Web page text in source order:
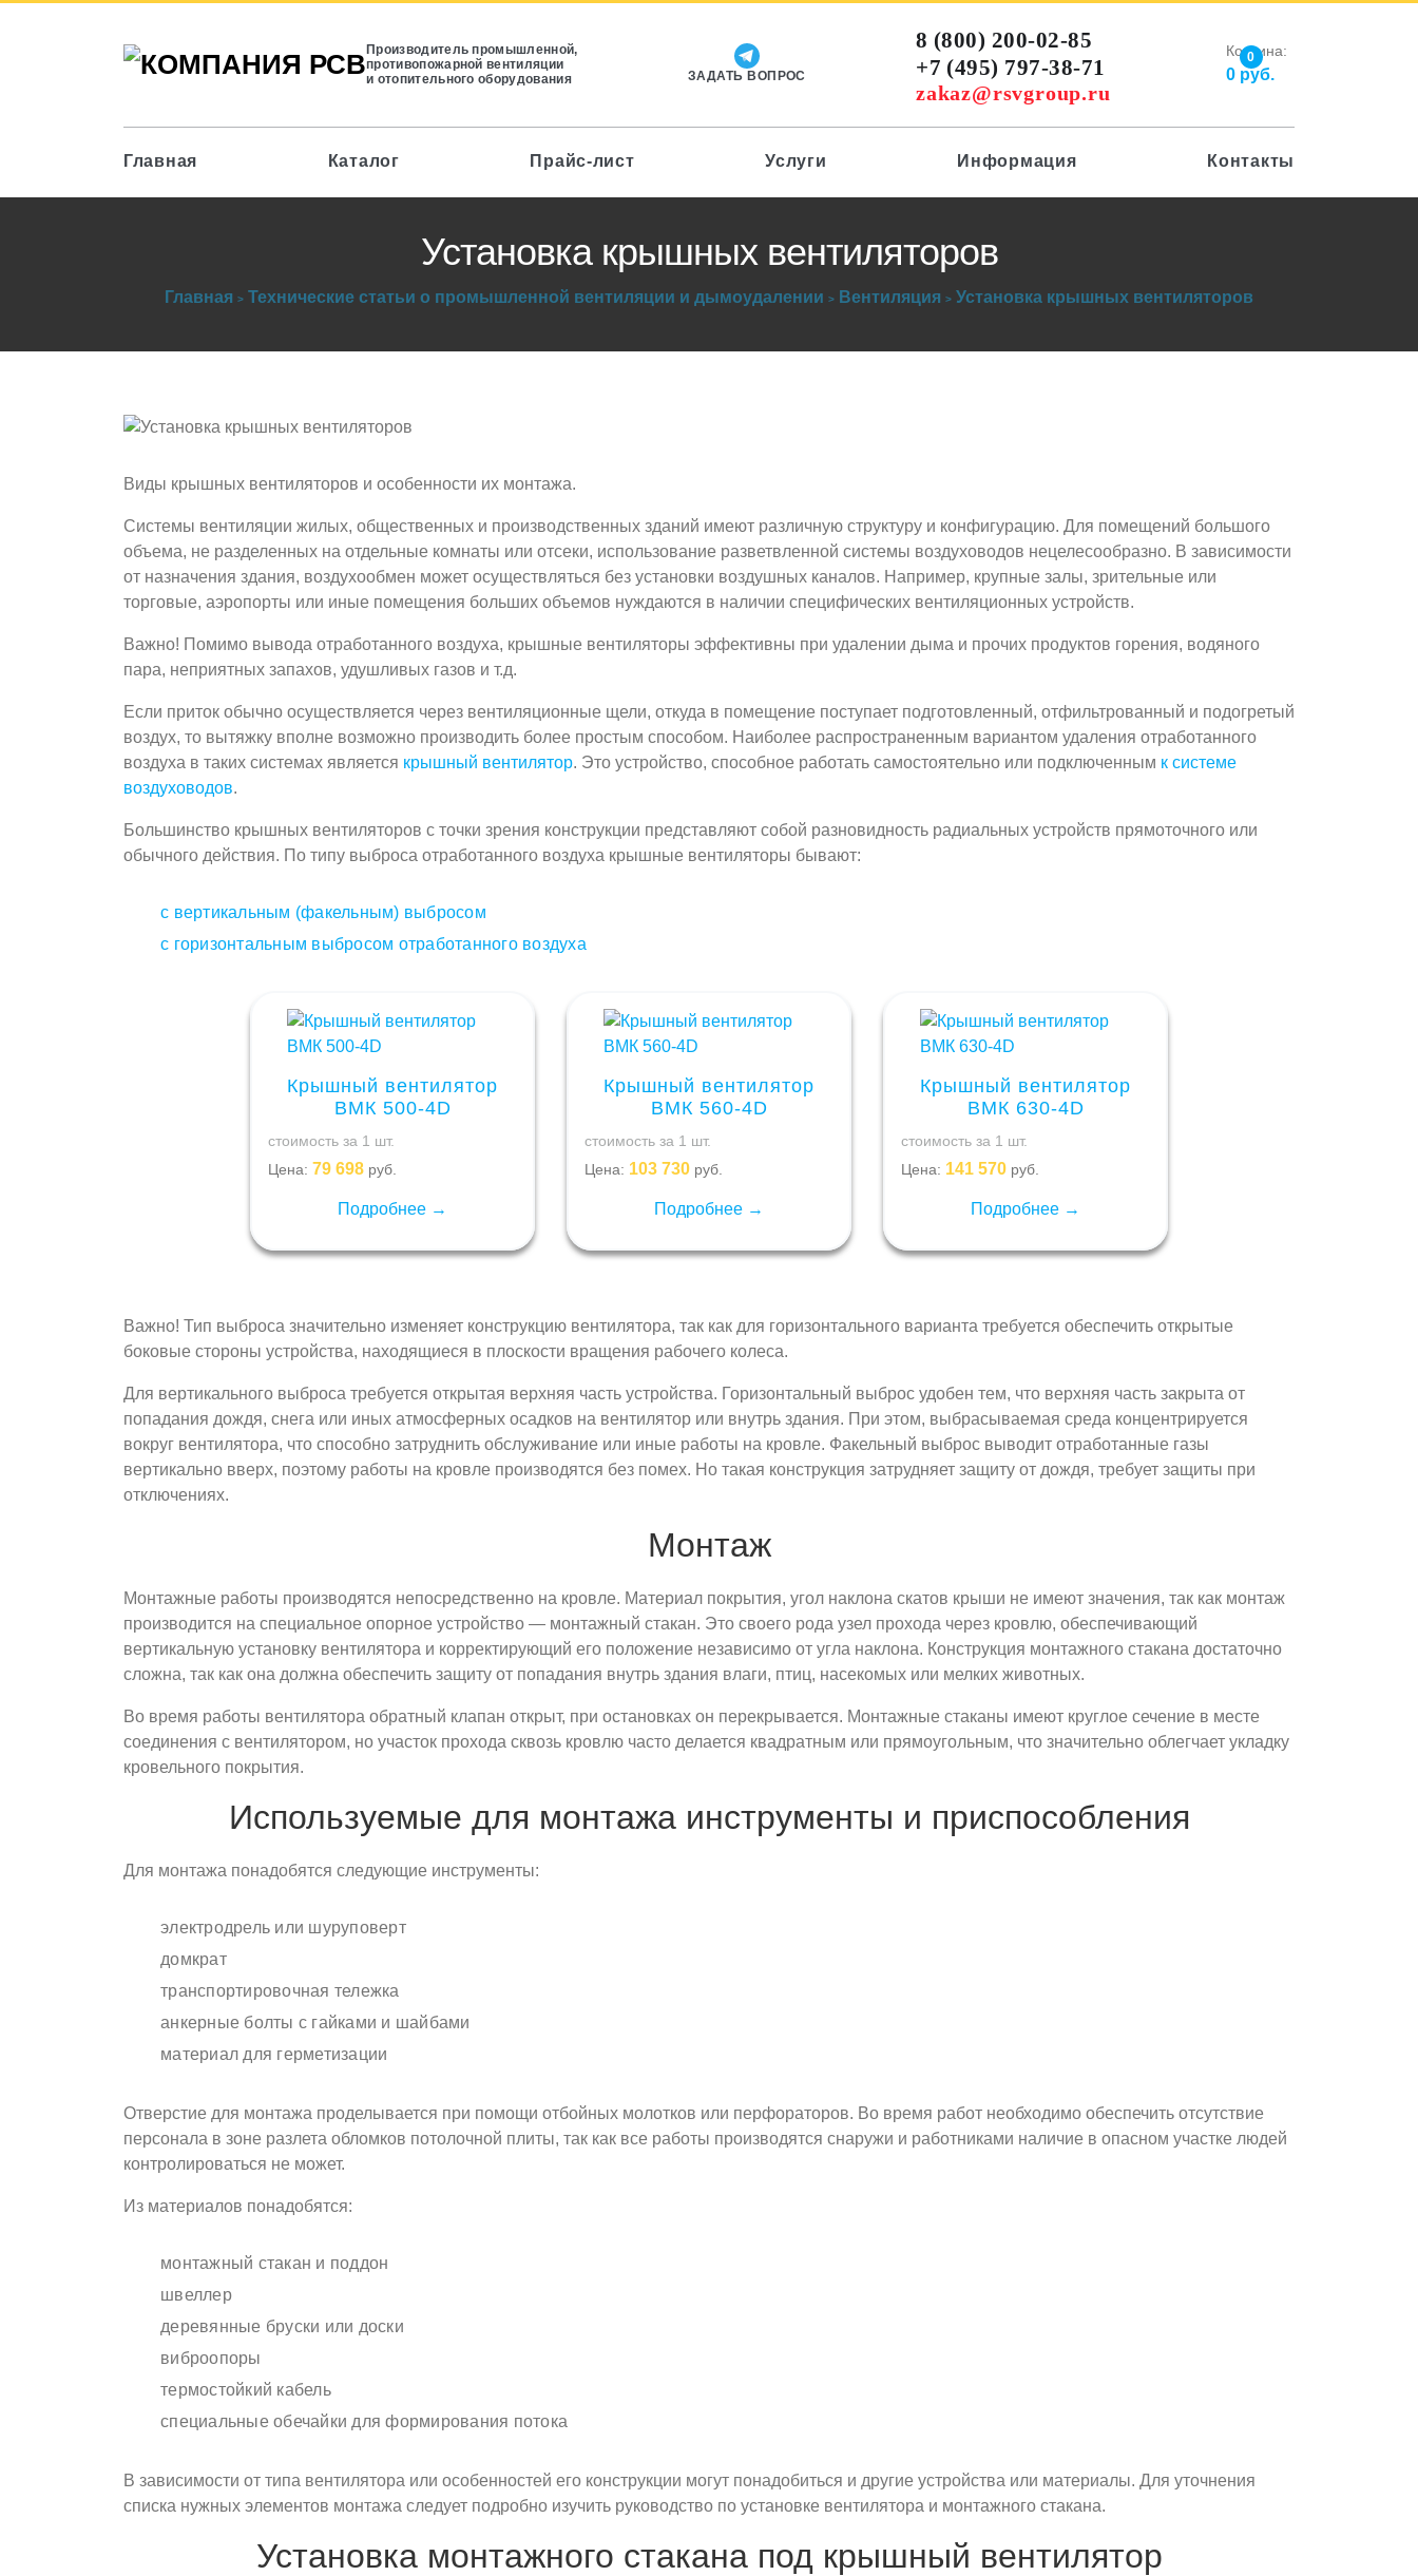
Производитель промышленной,
противопожарной вентиляции
и отопительного оборудования
ЗАДАТЬ ВОПРОС
8 (800) 200-02-85
+7 (495) 797-38-71
zakaz@rsvgroup.ru
0
Корзина:
0руб.
Главная Каталог Прайс-лист Услуги Информация Контакты
Установка крышных вентиляторов
Главная Технические статьи о промышленной вентиляции и дымоудалении Вентиляция Установка крышных вентиляторов
Виды крышных вентиляторов и особенности их монтажа.
Системы вентиляции жилых, общественных и производственных зданий имеют различную структуру и конфигурацию. Для помещений большого
объема, не разделенных на отдельные комнаты или отсеки, использование разветвленной системы воздуховодов нецелесообразно. В зависимости
от назначения здания, воздухообмен может осуществляться без установки воздушных каналов. Например, крупные залы, зрительные или
торговые, аэропорты или иные помещения больших объемов нуждаются в наличии специфических вентиляционных устройств.
Важно! Помимо вывода отработанного воздуха, крышные вентиляторы эффективны при удалении дыма и прочих продуктов горения, водяного
пара, неприятных запахов, удушливых газов и т.д.
Если приток обычно осуществляется через вентиляционные щели, откуда в помещение поступает подготовленный, отфильтрованный и подогретый
воздух, то вытяжку вполне возможно производить более простым способом. Наиболее распространенным вариантом удаления отработанного
воздуха в таких системах является крышный вентилятор. Это устройство, способное работать самостоятельно или подключенным к системе
воздуховодов.
Большинство крышных вентиляторов с точки зрения конструкции представляют собой разновидность радиальных устройств прямоточного или
обычного действия. По типу выброса отработанного воздуха крышные вентиляторы бывают:
с вертикальным (факельным) выбросом
с горизонтальным выбросом отработанного воздуха
Крышный вентилятор
ВМК 500-4D
стоимость за 1 шт.
Цена: 79 698 руб.
Подробнее →
Крышный вентилятор
ВМК 560-4D
стоимость за 1 шт.
Цена: 103 730 руб.
Подробнее →
Крышный вентилятор
ВМК 630-4D
стоимость за 1 шт.
Цена: 141 570 руб.
Подробнее →
Важно! Тип выброса значительно изменяет конструкцию вентилятора, так как для горизонтального варианта требуется обеспечить открытые
боковые стороны устройства, находящиеся в плоскости вращения рабочего колеса.
Для вертикального выброса требуется открытая верхняя часть устройства. Горизонтальный выброс удобен тем, что верхняя часть закрыта от
попадания дождя, снега или иных атмосферных осадков на вентилятор или внутрь здания. При этом, выбрасываемая среда концентрируется
вокруг вентилятора, что способно затруднить обслуживание или иные работы на кровле. Факельный выброс выводит отработанные газы
вертикально вверх, поэтому работы на кровле производятся без помех. Но такая конструкция затрудняет защиту от дождя, требует защиты при
отключениях.
Монтаж
Монтажные работы производятся непосредственно на кровле. Материал покрытия, угол наклона скатов крыши не имеют значения, так как монтаж
производится на специальное опорное устройство — монтажный стакан. Это своего рода узел прохода через кровлю, обеспечивающий
вертикальную установку вентилятора и корректирующий его положение независимо от угла наклона. Конструкция монтажного стакана достаточно
сложна, так как она должна обеспечить защиту от попадания внутрь здания влаги, птиц, насекомых или мелких животных.
Во время работы вентилятора обратный клапан открыт, при остановках он перекрывается. Монтажные стаканы имеют круглое сечение в месте
соединения с вентилятором, но участок прохода сквозь кровлю часто делается квадратным или прямоугольным, что значительно облегчает укладку
кровельного покрытия.
Используемые для монтажа инструменты и приспособления
Для монтажа понадобятся следующие инструменты:
электродрель или шуруповерт
домкрат
транспортировочная тележка
анкерные болты с гайками и шайбами
материал для герметизации
Отверстие для монтажа проделывается при помощи отбойных молотков или перфораторов. Во время работ необходимо обеспечить отсутствие
персонала в зоне разлета обломков потолочной плиты, так как все работы производятся снаружи и работниками наличие в опасном участке людей
контролироваться не может.
Из материалов понадобятся:
монтажный стакан и поддон
швеллер
деревянные бруски или доски
виброопоры
термостойкий кабель
специальные обечайки для формирования потока
В зависимости от типа вентилятора или особенностей его конструкции могут понадобиться и другие устройства или материалы. Для уточнения
списка нужных элементов монтажа следует подробно изучить руководство по установке вентилятора и монтажного стакана.
Установка монтажного стакана под крышный вентилятор